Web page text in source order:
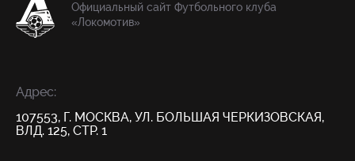
Официальный сайт Футбольного клуба
«Локомотив»
Адрес:
107553, Г. МОСКВА, УЛ. БОЛЬШАЯ ЧЕРКИЗОВСКАЯ,
ВЛД. 125, СТР. 1